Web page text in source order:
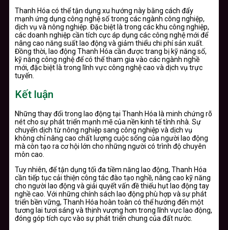
Thanh Hóa có thể tận dụng xu hướng này bằng cách đẩy
mạnh ứng dụng công nghệ số trong các ngành công nghiệp,
dịch vụ và nông nghiệp. Đặc biệt là trong các khu công nghiệp,
các doanh nghiệp cần tích cực áp dụng các công nghệ mới để
nâng cao năng suất lao động và giảm thiểu chi phí sản xuất.
Đồng thời, lao động Thanh Hóa cần được trang bị kỹ năng số,
kỹ năng công nghệ để có thể tham gia vào các ngành nghề
mới, đặc biệt là trong lĩnh vực công nghệ cao và dịch vụ trực
tuyến.
Kết luận
Những thay đổi trong lao động tại Thanh Hóa là minh chứng rõ
nét cho sự phát triển mạnh mẽ của nền kinh tế tỉnh nhà. Sự
chuyển dịch từ nông nghiệp sang công nghiệp và dịch vụ
không chỉ nâng cao chất lượng cuộc sống của người lao động
mà còn tạo ra cơ hội lớn cho những người có trình độ chuyên
môn cao.
Tuy nhiên, để tận dụng tối đa tiềm năng lao động, Thanh Hóa
cần tiếp tục cải thiện công tác đào tạo nghề, nâng cao kỹ năng
cho người lao động và giải quyết vấn đề thiếu hụt lao động tay
nghề cao. Với những chính sách lao động phù hợp và sự phát
triển bền vững, Thanh Hóa hoàn toàn có thể hướng đến một
tương lai tươi sáng và thịnh vượng hơn trong lĩnh vực lao động,
đóng góp tích cực vào sự phát triển chung của đất nước.